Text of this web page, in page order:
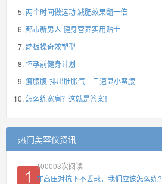
两个时间做运动 减肥效果翻一倍
都市新男人 健身营养实用贴士
踏板操奇效塑型
怀孕前健身计划
瘦腰腹-排出肚胀气一日速显小蛮腰
怎么练宽肩？这就是答案！
热门美容仪资讯
100003次阅读
在高压对抗下不丢球，我们应该怎么练?